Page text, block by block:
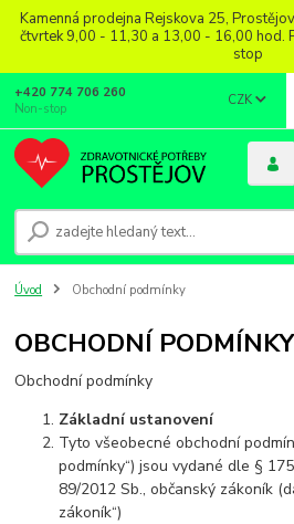
Kamenná prodejna Rejskova 25,
čtvrtek 9,00 - 11,30 a 13,00 - 16,00 hod.
stop
CZK
+420 774 706 260
Non-stop
Úvod Obchodní podmínky
OBCHODNÍ PODMÍNKY
Obchodní podmínky
Základní ustanovení
Tyto všeobecné obchodní
podmínky“) jsou vydané dle §
89/2012 Sb., občanský zákoník
zákoník“)